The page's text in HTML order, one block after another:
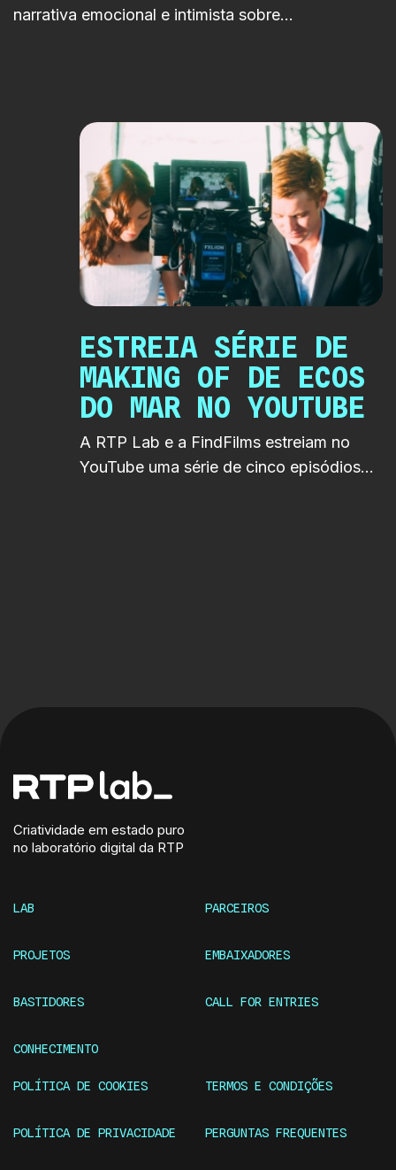
narrativa emocional e intimista sobre
ESTREIA SÉRIE DE
MAKING OF DE ECOS
DO MAR NO YOUTUBE
A RTP Lab e a FindFilms estreiam no
YouTube uma série de cinco episódios
Criatividade em estado puro
no laboratório digital da RTP
LAB
PROJETOS
BASTIDORES
CONHECIMENTO
PARCEIROS
EMBAIXADORES
CALL FOR ENTRIES
POLÍTICA DE COOKIES
POLÍTICA DE PRIVACIDADE
TERMOS E CONDIÇÕES
PERGUNTAS FREQUENTES